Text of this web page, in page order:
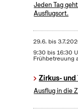
Jeden Tag
Ausflugsort.
29.6. bis
9:30 bis 16:30
Frühbetreuung
Zirkus- und
Ausflug in die